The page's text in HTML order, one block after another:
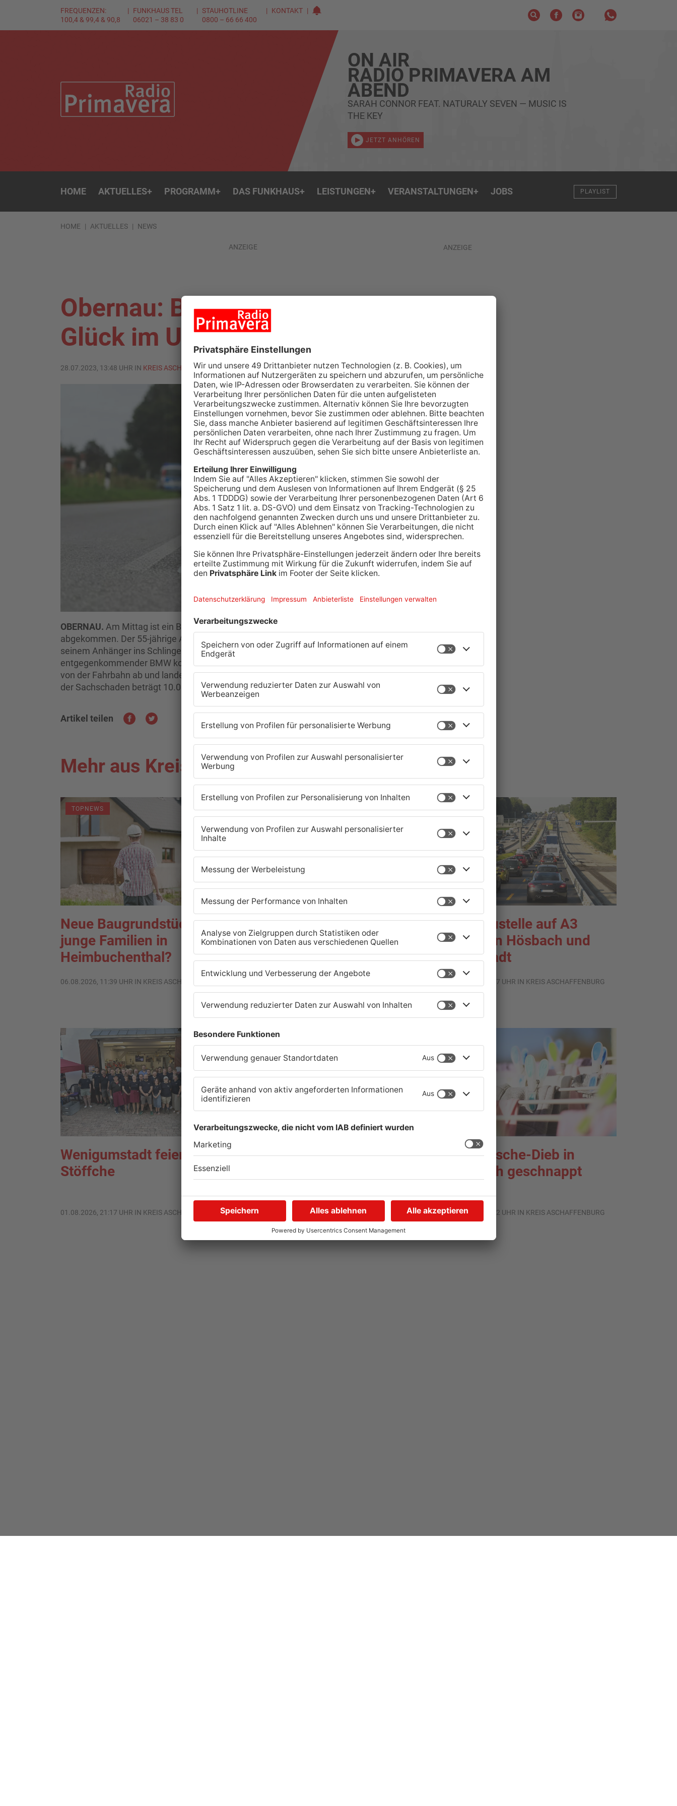
FREQUENZEN:
100,4 & 99,4 & 90,8
FUNKHAUS TEL
06021 – 38 83 0
STAUHOTLINE
0800 – 66 66 400
KONTAKT
ON AIR
RADIO PRIMAVERA AM
ABEND
SARAH CONNOR FEAT. NATURALY SEVEN — MUSIC IS
THE KEY
JETZT ANHÖREN
HOME AKTUELLES+ PROGRAMM+ DAS FUNKHAUS+ LEISTUNGEN+ VERANSTALTUNGEN+ JOBS PLAYLIST
HOME AKTUELLES NEWS
ANZEIGE
Obernau: BMW-Fahrer hatte
Glück im Unglück
28.07.2023, 13:48 UHR IN KREIS ASCHAFFENBURG
OBERNAU. Am Mittag ist ein BMW-Fahrer bei Obernau samt Anhänger von der Fahrbahn
abgekommen. Der 55-jährige Autofahrer war auf dem Weg nach Sulzbach, geriet mit
seinem Anhänger ins Schlingern und fuhr in die entgegengesetzte Fahrbahn. Ein
entgegenkommender BMW kollidierte daraufhin mit dem Unfallwagen, beide Autos kamen
von der Fahrbahn ab und landeten auf dem Grasstreifen. Schwer verletzt wurde niemand,
der Sachschaden beträgt 10.000 Euro.
Artikel teilen
ANZEIGE
Mehr aus Kreis Aschaffenburg
TOPNEWS
Neue Baugrundstücke für
junge Familien in
Heimbuchenthal?
06.08.2026, 11:39 UHR IN KREIS ASCHAFFENBURG
Tante Enso übernimmt
einzigen Supermarkt in
Pflaumheim
TOPNEWS
Großbaustelle auf A3
zwischen Hösbach und
Stockstadt
03.08.2026, 15:57 UHR IN KREIS ASCHAFFENBURG
Wenigumstadt feiert das
Stöffche
01.08.2026, 21:17 UHR IN KREIS ASCHAFFENBURG
Wegen Trockenheit: Neue
31.07.2026, 11:46 UHR IN KREIS ASCHAFFENBURG
Unterwäsche-Dieb in
Goldbach geschnappt
31.07.2026, 11:42 UHR IN KREIS ASCHAFFENBURG